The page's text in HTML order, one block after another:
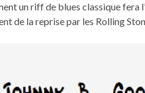
un riff de blues classique
de la reprise par les Rolling